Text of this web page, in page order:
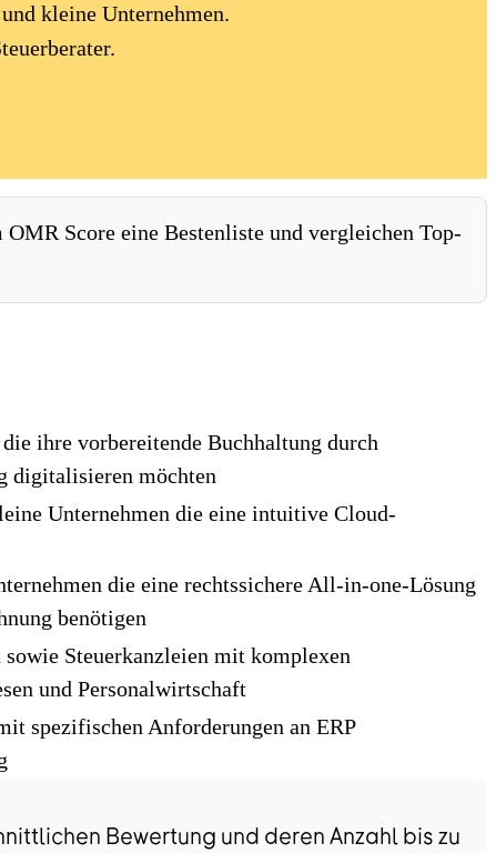
kleine Unternehmen.
Score eine Bestenliste und vergleichen Top-
ihre vorbereitende Buchhaltung durch
digitalisieren möchten
Unternehmen die eine intuitive Cloud-
die eine rechtssichere All-in-one-Lösung
benötigen
Steuerkanzleien mit komplexen
und Personalwirtschaft
spezifischen Anforderungen an ERP
Bewertung und deren Anzahl bis zu